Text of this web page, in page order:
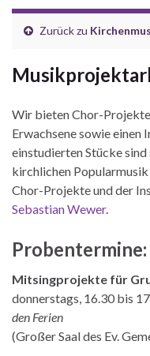
Zurück zu
Wir bieten Chor-
Erwachsene sowie einen
einstudierten Stücke
kirchlichen
Chor-Projekte und der
Sebastian Wewer.
Probentermine:
Mitsingprojekte für
donnerstags, 16.30 bis
den Ferien
(Großer Saal des Ev.